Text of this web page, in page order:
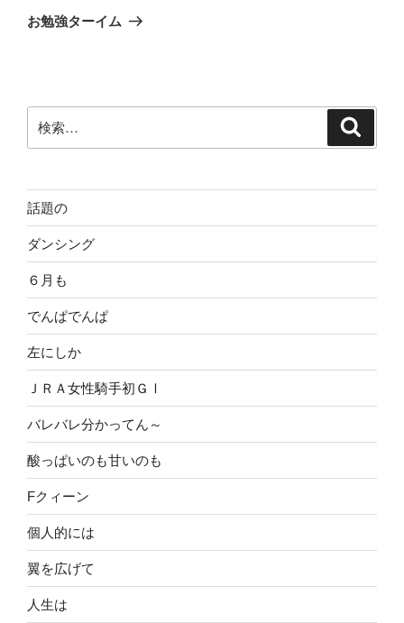
ゲ
ン
の
お勉強ターイム
索:
話題の
ダンシング
６月も
でんぱでんぱ
左にしか
ＪＲＡ女性騎手初ＧⅠ
バレバレ分かってん～
酸っぱいのも甘いのも
Fクィーン
個人的には
翼を広げて
人生は